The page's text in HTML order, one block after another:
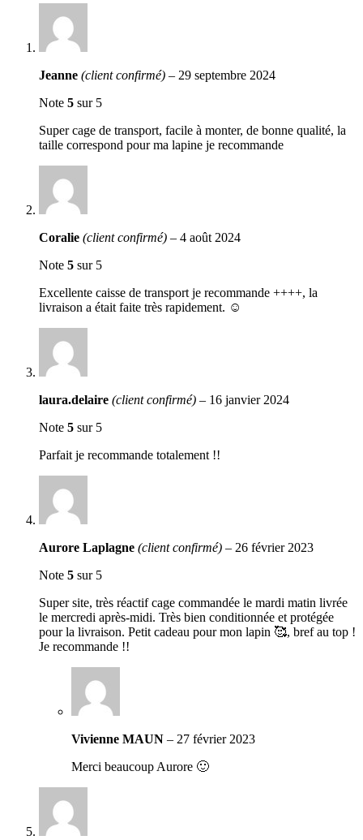
Jeanne (client confirmé) – 29 septembre 2024
Note 5 sur 5
Super cage de transport, facile à monter, de bonne qualité, la
taille correspond pour ma lapine je recommande
Coralie (client confirmé) – 4 août 2024
Note 5 sur 5
Excellente caisse de transport je recommande ++++, la
livraison a était faite très rapidement. ☺️
laura.delaire (client confirmé) – 16 janvier 2024
Note 5 sur 5
Parfait je recommande totalement !!
Aurore Laplagne (client confirmé) – 26 février 2023
Note 5 sur 5
Super site, très réactif cage commandée le mardi matin livrée
le mercredi après-midi. Très bien conditionnée et protégée
pour la livraison. Petit cadeau pour mon lapin 🥰, bref au top !
Je recommande !!
Vivienne MAUN – 27 février 2023
Merci beaucoup Aurore 🙂